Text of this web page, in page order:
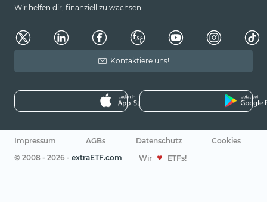
Wir helfen dir, finanziell zu wachsen.
Kontaktiere uns!
Impressum AGBs Datenschutz
Cookies
© 2008 - 2026 - extraETF.com Wir ETFs!